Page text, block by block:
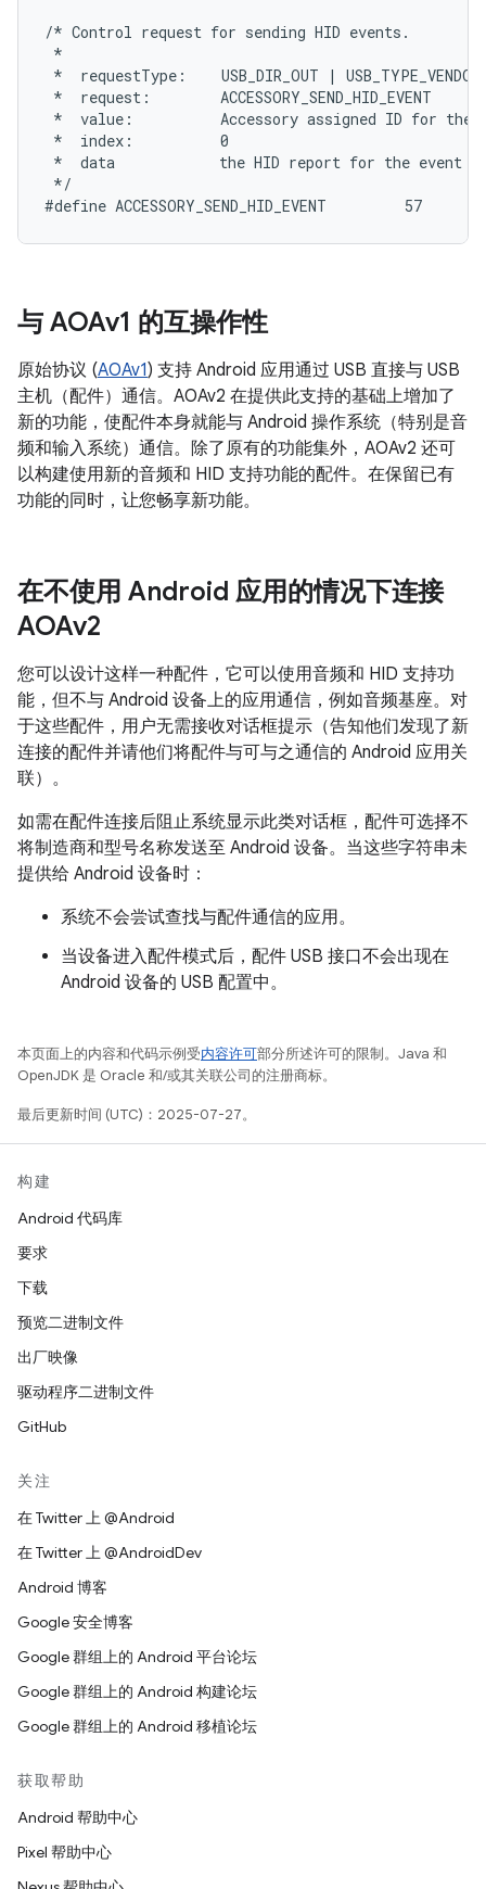
/* Control request for sending HID events.
*
*  requestType:    USB_DIR_OUT | USB_TYPE_VENDOR
*  request:        ACCESSORY_SEND_HID_EVENT
*  value:          Accessory assigned ID for the
*  index:          0
*  data            the HID report for the event
*/
与 AOAv1 的互操作性
原始协议 (AOAv1) 支持 Android 应用通过 USB 直接与 USB
主机（配件）通信。AOAv2 在提供此支持的基础上增加了
新的功能，使配件本身就能与 Android 操作系统（特别是音
频和输入系统）通信。除了原有的功能集外，AOAv2 还可
以构建使用新的音频和 HID 支持功能的配件。在保留已有
功能的同时，让您畅享新功能。
在不使用 Android 应用的情况下连接
AOAv2
您可以设计这样一种配件，它可以使用音频和 HID 支持功
能，但不与 Android 设备上的应用通信，例如音频基座。对
于这些配件，用户无需接收对话框提示（告知他们发现了新
连接的配件并请他们将配件与可与之通信的 Android 应用关
联）。
如需在配件连接后阻止系统显示此类对话框，配件可选择不
将制造商和型号名称发送至 Android 设备。当这些字符串未
提供给 Android 设备时：
系统不会尝试查找与配件通信的应用。
当设备进入配件模式后，配件 USB 接口不会出现在
Android 设备的 USB 配置中。
本页面上的内容和代码示例受内容许可部分所述许可的限制。Java 和
OpenJDK 是 Oracle 和/或其关联公司的注册商标。
最后更新时间 (UTC)：2025-07-27。
构建
Android 代码库
要求
下载
预览二进制文件
出厂映像
驱动程序二进制文件
GitHub
关注
在 Twitter 上 @Android
在 Twitter 上 @AndroidDev
Android 博客
Google 安全博客
Google 群组上的 Android 平台论坛
Google 群组上的 Android 构建论坛
Google 群组上的 Android 移植论坛
获取帮助
Android 帮助中心
Pixel 帮助中心